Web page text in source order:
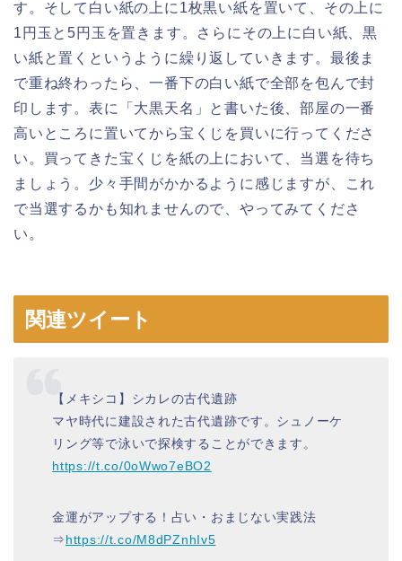
す。そして白い紙の上に1枚黒い紙を置いて、その上に
1円玉と5円玉を置きます。さらにその上に白い紙、黒
い紙と置くというように繰り返していきます。最後ま
で重ね終わったら、一番下の白い紙で全部を包んで封
印します。表に「大黒天名」と書いた後、部屋の一番
高いところに置いてから宝くじを買いに行ってくださ
い。買ってきた宝くじを紙の上において、当選を待ち
ましょう。少々手間がかかるように感じますが、これ
で当選するかも知れませんので、やってみてくださ
い。
関連ツイート
【メキシコ】シカレの古代遺跡
マヤ時代に建設された古代遺跡です。シュノーケ
リング等で泳いで探検することができます。
https://t.co/0oWwo7eBO2
金運がアップする！占い・おまじない実践法
⇒https://t.co/M8dPZnhIv5